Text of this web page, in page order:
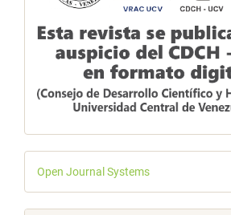
Desarrollado
por
Open Journal Systems